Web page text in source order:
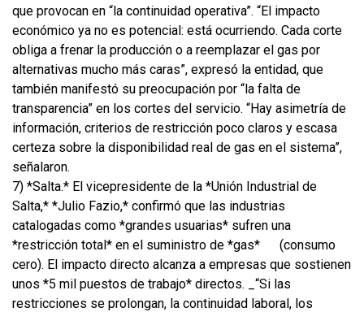
que provocan en “la continuidad operativa”. “El impacto
económico ya no es potencial: está ocurriendo. Cada corte
obliga a frenar la producción o a reemplazar el gas por
alternativas mucho más caras”, expresó la entidad, que
también manifestó su preocupación por “la falta de
transparencia” en los cortes del servicio. “Hay asimetría de
información, criterios de restricción poco claros y escasa
certeza sobre la disponibilidad real de gas en el sistema”,
señalaron.
7) *Salta.* El vicepresidente de la *Unión Industrial de
Salta,* *Julio Fazio,* confirmó que las industrias
catalogadas como *grandes usuarias* sufren una
*restricción total* en el suministro de *gas*
(consumo
cero). El impacto directo alcanza a empresas que sostienen
unos *5 mil puestos de trabajo* directos. _“Si las
restricciones se prolongan, la continuidad laboral, los